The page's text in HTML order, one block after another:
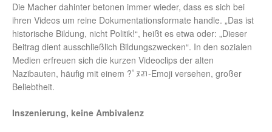
Die Macher dahinter betonen immer wieder, dass es sich bei
ihren Videos um reine Dokumentationsformate handle. „Das ist
historische Bildung, nicht Politik!“, heißt es etwa oder: „Dieser
Beitrag dient ausschließlich Bildungszwecken“. In den sozialen
Medien erfreuen sich die kurzen Videoclips der alten
Nazibauten, häufig mit einem ?￰ﾟﾇﾪ-Emoji versehen, großer
Beliebtheit.
Inszenierung, keine Ambivalenz